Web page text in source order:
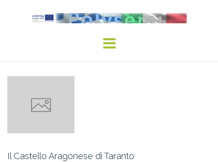
Il Castello Aragonese di Taranto